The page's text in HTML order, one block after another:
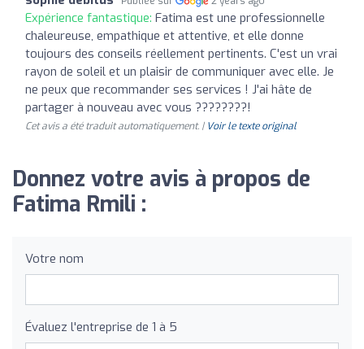
Expérience fantastique: Fatima est une professionnelle
chaleureuse, empathique et attentive, et elle donne
toujours des conseils réellement pertinents. C'est un vrai
rayon de soleil et un plaisir de communiquer avec elle. Je
ne peux que recommander ses services ! J'ai hâte de
partager à nouveau avec vous ????????!
Cet avis a été traduit automatiquement. | Voir le texte original
Donnez votre avis à propos de
Fatima Rmili :
Votre nom
Évaluez l'entreprise de 1 à 5